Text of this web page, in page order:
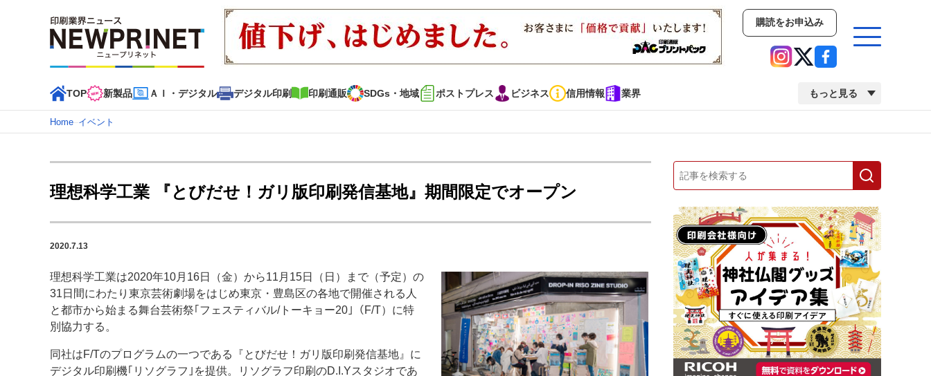
購読をお申込み
TOP 新製品 ＡＩ・デジタル デジタル印刷 印刷通販 SDGs・地域 ポストプレス ビジネス 信用情報 業界 もっと見る
イベント
インデックス
TOP 新着記事 特集記事 動画コンテンツ インタビュー コレクション
カテゴリー一覧
新商品 新製品 ＡＩ・デジタル デジタル印刷 印刷通販 SDGs・地域 ポストプレス ビジネス イベント 信用情報 業界 市場・統計 人事・移転・異動・訃報
特集記事カテゴリー一覧
2022 見える化・MIS特集 特集・デジタル印刷 アイデアで勝負！ ～多様なビジネス・多彩な商材～ JAPAN PACK 2023 特集 中古印刷機・製本機特集
2022 検査・校正特集
特集・デジタル印刷 ～ 新成長軌道を描く
発刊案内 JFPI印刷用語集 印刷機材年鑑
Home–イベント
理想科学工業 『とびだせ！ガリ版印刷発信基地』期間限定でオープン
2020.7.13
理想科学工業は2020年10月16日（金）から11月15日（日）まで（予定）の
31日間にわたり東京芸術劇場をはじめ東京・豊島区の各地で開催される人
と都市から始まる舞台芸術祭｢フェスティバル/トーキョー20｣（F/T）に特
別協力する。
同社はF/Tのプログラムの一つである『とびだせ！ガリ版印刷発信基地』に
デジタル印刷機｢リソグラフ｣を提供。リソグラフ印刷のD.I.Yスタジオであ